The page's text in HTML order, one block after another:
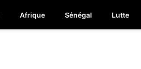
Afrique Sénégal Lutte